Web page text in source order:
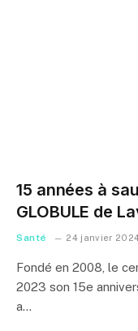
15 années à
GLOBULE de
Santé 24 janvier
Fondé en 2008, le
2023 son 15e
a…